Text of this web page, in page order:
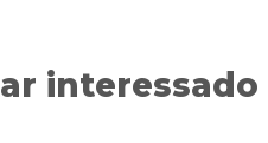
interessado